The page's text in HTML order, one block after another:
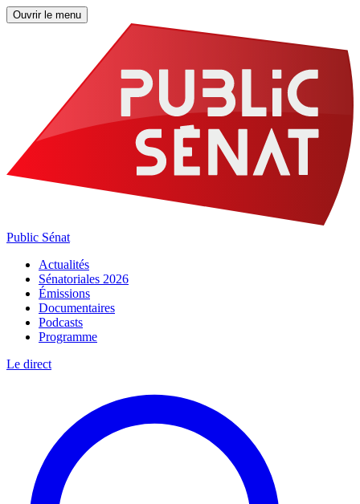
Ouvrir le menu
Public Sénat
Actualités
Sénatoriales 2026
Émissions
Documentaires
Podcasts
Programme
Le direct